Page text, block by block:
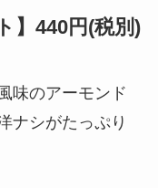
】440円(税別)
味のアーモンド
ナシがたっぷり